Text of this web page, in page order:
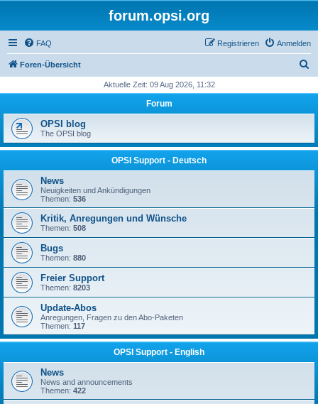
forum.opsi.org
FAQ Anmelden
Registrieren
Foren-Übersicht
h
Aktuelle Zeit: 09 Aug 2026, 11:32
Forum
OPSI blog
The OPSI blog
OPSI Support - Deutsch
News
Neuigkeiten und Ankündigungen
Themen: 536
Kritik, Anregungen und Wünsche
Themen: 508
Bugs
Themen: 880
Freier Support
Themen: 8203
Update-Abos
Anregungen, Fragen zu den Abo-Paketen
Themen: 117
OPSI Support - English
News
News and announcements
Themen: 422